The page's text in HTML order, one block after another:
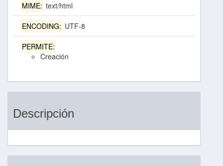
MIME: text/html
ENCODING: UTF-8
PERMITE:
Creación
Descripción